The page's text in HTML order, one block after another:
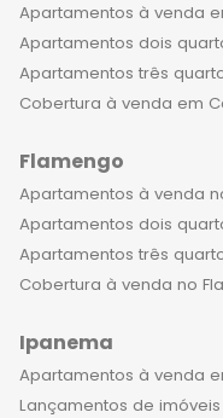
Apartamentos à venda
Apartamentos dois
Apartamentos três
Cobertura à venda em
Flamengo
Apartamentos à venda
Apartamentos dois
Apartamentos três
Cobertura à venda no
Ipanema
Apartamentos à venda
Lançamentos de